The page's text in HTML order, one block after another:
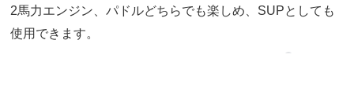
2馬力エンジン、パドルどちらでも楽しめ、SUPとしても
使用できます。